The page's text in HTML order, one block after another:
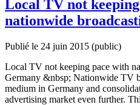
Local TV not
nationwide
Publié le 24 juin 2015 (public)
Local TV not keeping pace with
Germany &nbsp; Nationwide TV
medium in Germany and
advertising market even further.